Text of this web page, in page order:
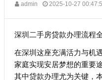
admin 2025-10-27
深圳二手房贷款办理流程
在深圳这座充满活力与机
家庭实现安居梦想的重要
其中贷款办理尤为关键，